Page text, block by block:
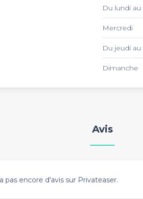
réservations sur le site de Privateaser.
Du lundi
Mercredi
Du jeudi
Dimanche
Avis
pas encore d'avis sur Privateaser.